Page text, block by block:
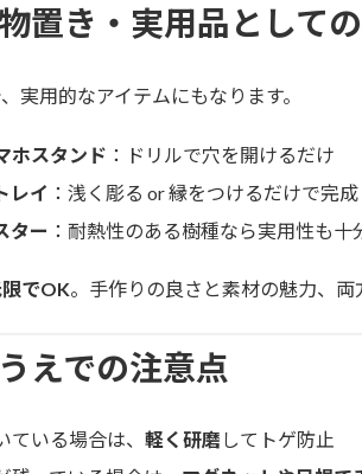
置き・実用品として
実用的なアイテムにもなります。
ホスタンド ：ドリルで穴を開けるだけ
レイ ：浅く彫る or 縁をつけるだけで完成
ター ：耐熱性のある樹種なら実用性も十
でOK。手作りの良さと素材の魅力、両
えでの注意点
ている場合は、 軽く研磨 してトゲ防止